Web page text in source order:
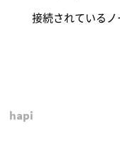
接続されているノ
hapi